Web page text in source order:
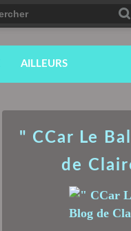
AILLEURS
" CCar Le
de